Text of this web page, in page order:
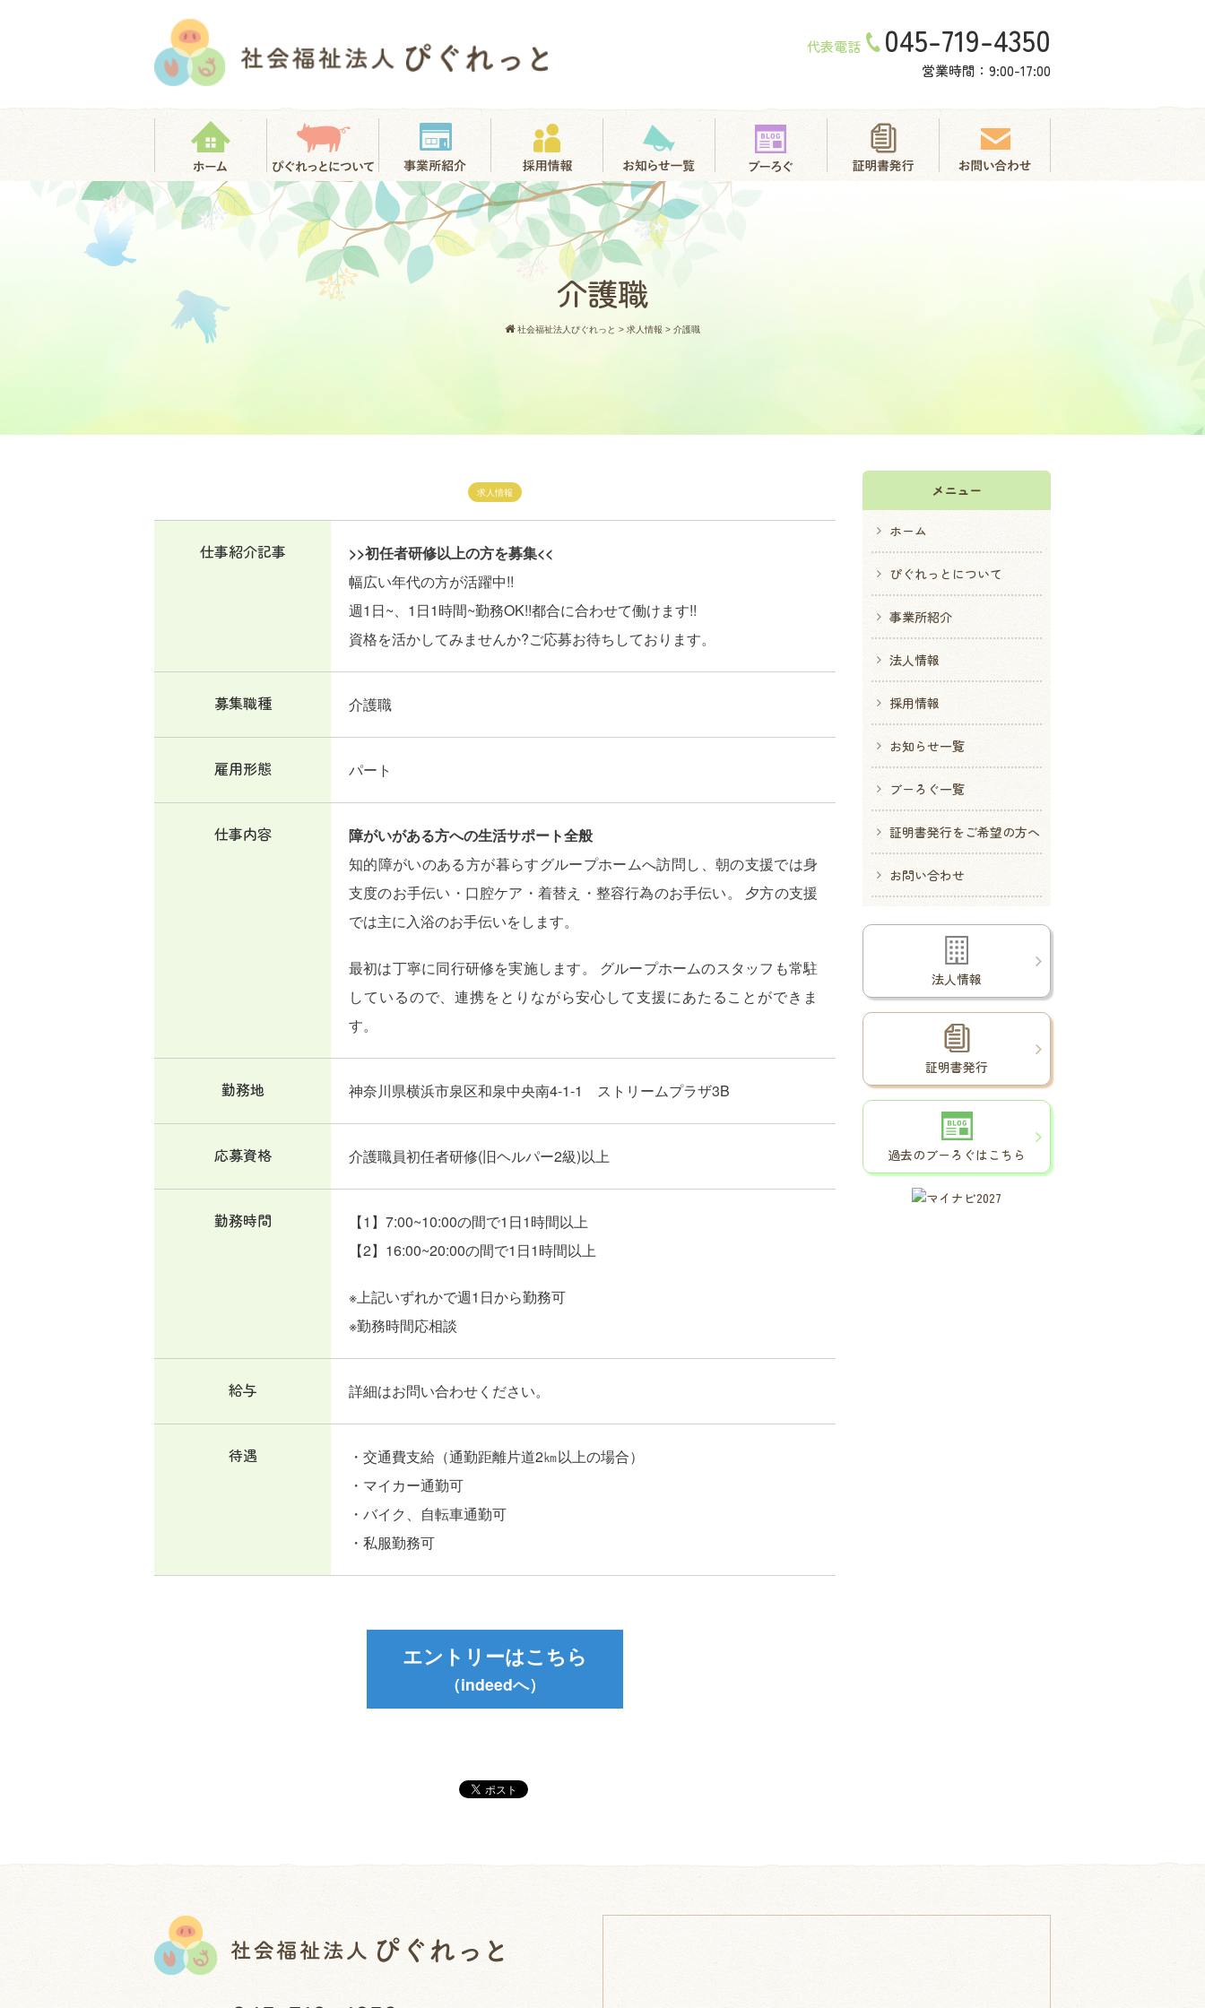
代表電話 045-719-4350
営業時間：9:00-17:00
介護職
社会福祉法人ぴぐれっと > 求人情報 > 介護職
求人情報
仕事紹介記事
>>初任者研修以上の方を募集<<
幅広い年代の方が活躍中!!
週1日~、1日1時間~勤務OK!!都合に合わせて働けます!!
資格を活かしてみませんか?ご応募お待ちしております。
募集職種 介護職
雇用形態 パート
仕事内容
障がいがある方への生活サポート全般
知的障がいのある方が暮らすグループホームへ訪問し、朝の支援では身
支度のお手伝い・口腔ケア・着替え・整容行為のお手伝い。 夕方の支援
では主に入浴のお手伝いをします。
最初は丁寧に同行研修を実施します。 グループホームのスタッフも常駐
しているので、連携をとりながら安心して支援にあたることができま
す。
勤務地 神奈川県横浜市泉区和泉中央南4-1-1 ストリームプラザ3B
応募資格 介護職員初任者研修(旧ヘルパー2級)以上
勤務時間
【1】7:00~10:00の間で1日1時間以上
【2】16:00~20:00の間で1日1時間以上
※上記いずれかで週1日から勤務可
※勤務時間応相談
給与 詳細はお問い合わせください。
待遇 ・交通費支給（通勤距離片道2㎞以上の場合）
・マイカー通勤可
・バイク、自転車通勤可
・私服勤務可
エントリーはこちら
（indeedへ）
メニュー
ホーム
ぴぐれっとについて
事業所紹介
法人情報
採用情報
お知らせ一覧
ブーろぐ一覧
証明書発行をご希望の方へ
お問い合わせ
法人情報
証明書発行
過去のブーろぐはこちら